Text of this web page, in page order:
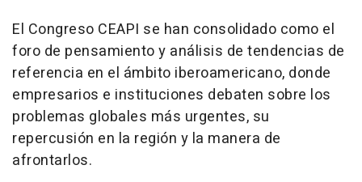
El Congreso CEAPI se han consolidado como el
foro de pensamiento y análisis de tendencias de
referencia en el ámbito iberoamericano, donde
empresarios e instituciones debaten sobre los
problemas globales más urgentes, su
repercusión en la región y la manera de
afrontarlos.